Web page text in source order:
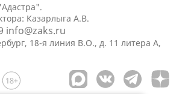
Казарлыга А.В.
info@zaks.ru
18-я линия В.О., д. 11 литера А,